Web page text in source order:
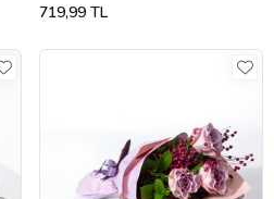
719,99 TL